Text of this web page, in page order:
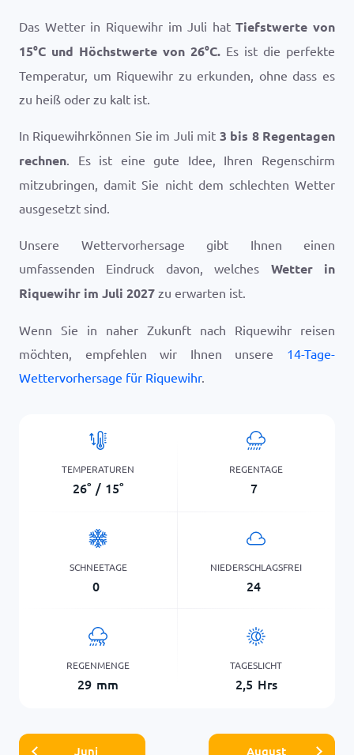
Das Wetter in Riquewihr im Juli hatTiefstwerte von
15°C und Höchstwerte von 26°C. Es ist die perfekte
Temperatur, um Riquewihr zu erkunden, ohne dass es
zu heiß oder zu kalt ist.
In Riquewihrkönnen Sie im Juli mit 3 bis 8 Regentagen
rechnen. Es ist eine gute Idee, Ihren Regenschirm
mitzubringen, damit Sie nicht dem schlechten Wetter
ausgesetzt sind.
Unsere Wettervorhersage gibt Ihnen einen
umfassenden Eindruck davon, welches Wetter in
Riquewihr im Juli 2027 zu erwarten ist.
Wenn Sie in naher Zukunft nach Riquewihr reisen
möchten, empfehlen wir Ihnen unsere 14-Tage-
Wettervorhersage für Riquewihr.
TEMPERATUREN
26° / 15°
REGENTAGE
7
SCHNEETAGE
0
NIEDERSCHLAGSFREI
24
REGENMENGE
29 mm
TAGESLICHT
2,5 Hrs
Juni August